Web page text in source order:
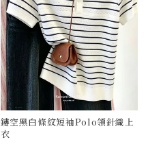
鏤空黑白條紋短袖Polo領針織上
衣